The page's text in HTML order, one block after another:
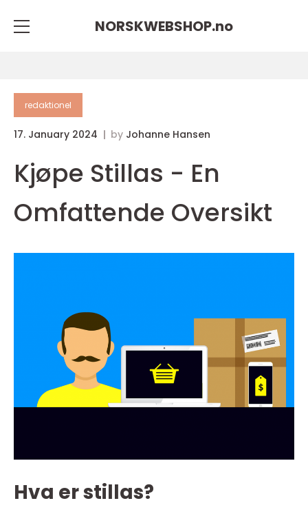
NORSKWEBSHOP.no
redaktionel
17. January 2024 by Johanne Hansen
Kjøpe Stillas - En
Omfattende Oversikt
Hva er stillas?